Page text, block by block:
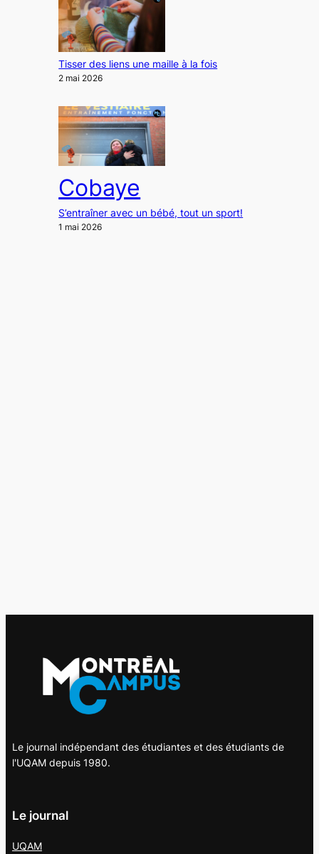
Tisser des liens une maille à la fois
2 mai 2026
Cobaye
S’entraîner avec un bébé, tout un sport!
1 mai 2026
Le journal indépendant des étudiantes et des étudiants de
l'UQAM depuis 1980.
Le journal
UQAM